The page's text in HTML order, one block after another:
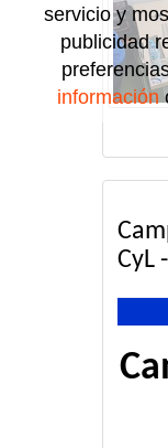
CyL
servicio y
publicidad
información